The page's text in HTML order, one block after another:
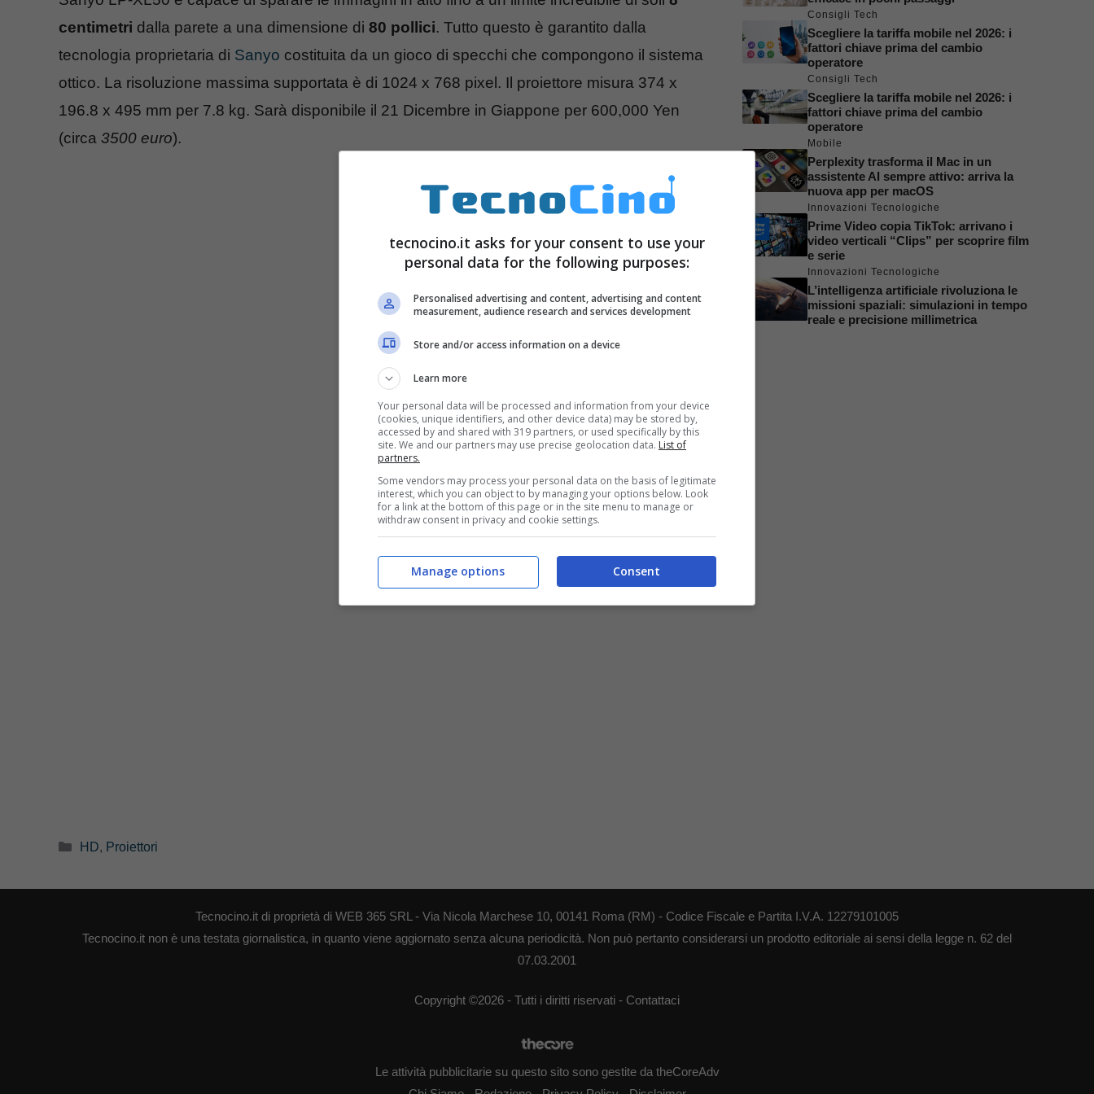
centimetri dalla parete a una dimensione di 80 pollici. Tutto questo è garantito dalla
tecnologia proprietaria di Sanyo costituita da un gioco di specchi che compongono il sistema
ottico. La risoluzione massima supportata è di 1024 x 768 pixel. Il proiettore misura 374 x
196.8 x 495 mm per 7.8 kg. Sarà disponibile il 21 Dicembre in Giappone per 600,000 Yen
(circa 3500 euro).
Categorie
HD, Proiettori
Consigli Tech
Scegliere la tariffa mobile nel 2026: i
fattori chiave prima del cambio
operatore
Consigli Tech
Scegliere la tariffa mobile nel 2026: i
fattori chiave prima del cambio
operatore
Mobile
Perplexity trasforma il Mac in un
assistente AI sempre attivo: arriva la
nuova app per macOS
Innovazioni Tecnologiche
Prime Video copia TikTok: arrivano i
video verticali “Clips” per scoprire film
e serie
Innovazioni Tecnologiche
L’intelligenza artificiale rivoluziona le
missioni spaziali: simulazioni in tempo
reale e precisione millimetrica
Tecnocino.it di proprietà di WEB 365 SRL - Via Nicola Marchese 10, 00141 Roma (RM) - Codice Fiscale e Partita I.V.A. 12279101005
Tecnocino.it non è una testata giornalistica, in quanto viene aggiornato senza alcuna periodicità. Non può pertanto considerarsi un prodotto editoriale ai sensi della legge n. 62 del
07.03.2001
Copyright ©2026 - Tutti i diritti riservati - Contattaci
Le attività pubblicitarie su questo sito sono gestite da theCoreAdv
tecnocino.it asks for your consent to use your
personal data for the following purposes:
Personalised advertising and content, advertising and content
measurement, audience research and services development
Store and/or access information on a device
Learn more
Your personal data will be processed and information from your device
(cookies, unique identifiers, and other device data) may be stored by,
accessed by and shared with 319 partners, or used specifically by this
site. We and our partners may use precise geolocation data. List of
partners.
Some vendors may process your personal data on the basis of legitimate
interest, which you can object to by managing your options below. Look
for a link at the bottom of this page or in the site menu to manage or
withdraw consent in privacy and cookie settings.
Consent
Manage options